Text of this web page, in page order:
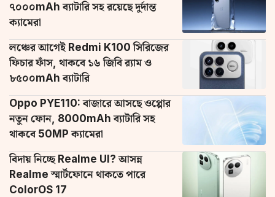
৭০০০mAh ব্যাটারি সহ রয়েছে দুর্দান্ত
ক্যামেরা
লঞ্চের আগেই Redmi K100 সিরিজের
ফিচার ফাঁস, থাকবে ১৬ জিবি র‌্যাম ও
৮৫০০mAh ব্যাটারি
Oppo PYE110: বাজারে আসছে ওপ্পোর
নতুন ফোন, 8000mAh ব্যাটারি সহ
থাকবে 50MP ক্যামেরা
বিদায় নিচ্ছে Realme UI? আসন্ন
Realme স্মার্টফোনে থাকতে পারে
ColorOS 17